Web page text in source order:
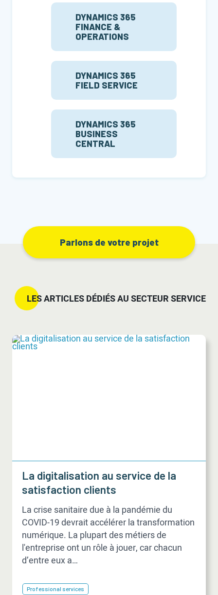
DYNAMICS 365
FINANCE &
OPERATIONS
DYNAMICS 365
FIELD SERVICE
DYNAMICS 365
BUSINESS
CENTRAL
Parlons de votre projet
LES ARTICLES DÉDIÉS AU SECTEUR SERVICE
La digitalisation au service de la
satisfaction clients
La crise sanitaire due à la pandémie du
COVID-19 devrait accélérer la transformation
numérique. La plupart des métiers de
l'entreprise ont un rôle à jouer, car chacun
d’entre eux a…
Professional services